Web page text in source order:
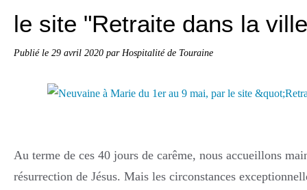
le site "Retraite dans la
Publié le 29 avril 2020 par Hospitalité de Touraine
Au terme de ces 40 jours de carême, nous accueillons
résurrection de Jésus. Mais les circonstances